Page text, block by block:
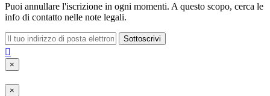
Puoi annullare l'iscrizione in ogni momenti. A questo scopo, cerca le
info di contatto nelle note legali.
Sottoscrivi

×
×